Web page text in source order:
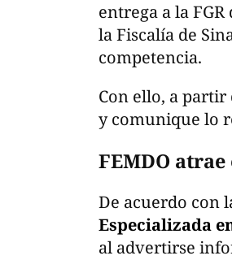
entrega a la FGR
la Fiscalía de
competencia.
Con ello, a
y comunique lo
FEMDO
De acuerdo con
Especializada
al advertirse